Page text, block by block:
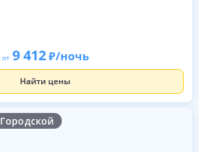
от 9 412 /ночь
Найти цены
Городской